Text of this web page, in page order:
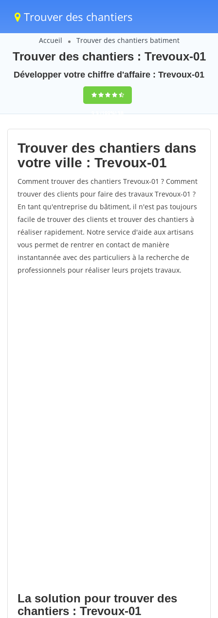
Trouver des chantiers
Accueil Trouver des chantiers batiment
Trouver des chantiers : Trevoux-01
Développer votre chiffre d'affaire : Trevoux-01
9,5(100%)58
votes
Trouver des chantiers dans
votre ville : Trevoux-01
Comment trouver des chantiers Trevoux-01 ? Comment
trouver des clients pour faire des travaux Trevoux-01 ?
En tant qu'entreprise du bâtiment, il n'est pas toujours
facile de trouver des clients et trouver des chantiers à
réaliser rapidement. Notre service d'aide aux artisans
vous permet de rentrer en contact de manière
instantannée avec des particuliers à la recherche de
professionnels pour réaliser leurs projets travaux.
La solution pour trouver des
chantiers : Trevoux-01